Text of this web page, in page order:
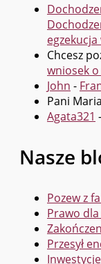
Chcesz
wniosek
John -
Pani
Agata321 -
Nasze
Pozew z
Prawo
Przesył